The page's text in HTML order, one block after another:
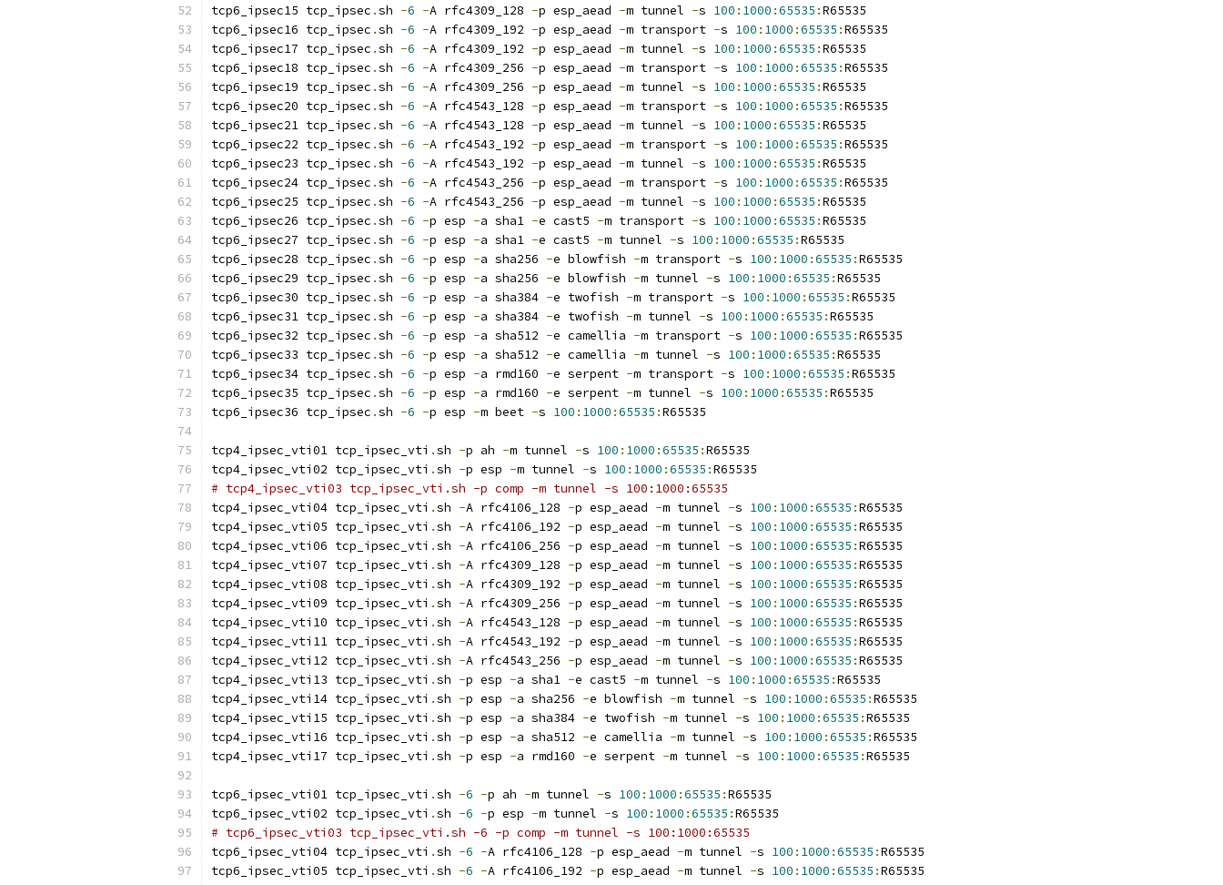
tcp6_ipsec15 tcp_ipsec .sh -6 -A rfc4309_128 -p esp_aead -m tunnel -s 100 : 1000 :65535 :R65535
tcp6_ipsec16 tcp_ipsec .sh -6 -A rfc4309_192 -p esp_aead -m transport -s 100 : 1000 :65535 :R65535
tcp6_ipsec17 tcp_ipsec .sh -6 -A rfc4309_192 -p esp_aead -m tunnel -s 100 : 1000 :65535 :R65535
tcp6_ipsec18 tcp_ipsec .sh -6 -A rfc4309_256 -p esp_aead -m transport -s 100 : 1000 :65535 :R65535
tcp6_ipsec19 tcp_ipsec .sh -6 -A rfc4309_256 -p esp_aead -m tunnel -s 100 : 1000 :65535 :R65535
tcp6_ipsec20 tcp_ipsec .sh -6 -A rfc4543_128 -p esp_aead -m transport -s 100 : 1000 :65535 :R65535
tcp6_ipsec21 tcp_ipsec .sh -6 -A rfc4543_128 -p esp_aead -m tunnel -s 100 : 1000 :65535 :R65535
tcp6_ipsec22 tcp_ipsec .sh -6 -A rfc4543_192 -p esp_aead -m transport -s 100 : 1000 :65535 :R65535
tcp6_ipsec23 tcp_ipsec .sh -6 -A rfc4543_192 -p esp_aead -m tunnel -s 100 : 1000 :65535 :R65535
tcp6_ipsec24 tcp_ipsec .sh -6 -A rfc4543_256 -p esp_aead -m transport -s 100 : 1000 :65535 :R65535
tcp6_ipsec25 tcp_ipsec .sh -6 -A rfc4543_256 -p esp_aead -m tunnel -s 100 : 1000 :65535 :R65535
tcp6_ipsec26 tcp_ipsec .sh -6 -p esp -a sha1 -e cast5 -m transport -s 100 : 1000 :65535 :R65535
tcp6_ipsec27 tcp_ipsec .sh -6 -p esp -a sha1 -e cast5 -m tunnel -s 100 : 1000 :65535 :R65535
tcp6_ipsec28 tcp_ipsec .sh -6 -p esp -a sha256 -e blowfish -m transport -s 100 : 1000 :65535 :R65535
tcp6_ipsec29 tcp_ipsec .sh -6 -p esp -a sha256 -e blowfish -m tunnel -s 100 : 1000 :65535 :R65535
tcp6_ipsec30 tcp_ipsec .sh -6 -p esp -a sha384 -e twofish -m transport -s 100 : 1000 :65535 :R65535
tcp6_ipsec31 tcp_ipsec .sh -6 -p esp -a sha384 -e twofish -m tunnel -s 100 : 1000 :65535 :R65535
tcp6_ipsec32 tcp_ipsec .sh -6 -p esp -a sha512 -e camellia -m transport -s 100 : 1000 :65535 :R65535
tcp6_ipsec33 tcp_ipsec .sh -6 -p esp -a sha512 -e camellia -m tunnel -s 100 : 1000 :65535 :R65535
tcp6_ipsec34 tcp_ipsec .sh -6 -p esp -a rmd160 -e serpent -m transport -s 100 : 1000 :65535 :R65535
tcp6_ipsec35 tcp_ipsec .sh -6 -p esp -a rmd160 -e serpent -m tunnel -s 100 : 1000 :65535 :R65535
tcp6_ipsec36 tcp_ipsec .sh -6 -p esp -m beet -s 100 : 1000 :65535 :R65535
tcp4_ipsec_vti01 tcp_ipsec_vti .sh -p ah -m tunnel -s 100 : 1000 :65535 :R65535
tcp4_ipsec_vti02 tcp_ipsec_vti .sh -p esp -m tunnel -s 100 : 1000 :65535 :R65535
# tcp4_ipsec_vti03 tcp_ipsec_vti.sh -p comp -m tunnel -s 100:1000:65535
tcp4_ipsec_vti04 tcp_ipsec_vti .sh -A rfc4106_128 -p esp_aead -m tunnel -s 100 : 1000 :65535 :R65535
tcp4_ipsec_vti05 tcp_ipsec_vti .sh -A rfc4106_192 -p esp_aead -m tunnel -s 100 : 1000 :65535 :R65535
tcp4_ipsec_vti06 tcp_ipsec_vti .sh -A rfc4106_256 -p esp_aead -m tunnel -s 100 : 1000 :65535 :R65535
tcp4_ipsec_vti07 tcp_ipsec_vti .sh -A rfc4309_128 -p esp_aead -m tunnel -s 100 : 1000 :65535 :R65535
tcp4_ipsec_vti08 tcp_ipsec_vti .sh -A rfc4309_192 -p esp_aead -m tunnel -s 100 : 1000 :65535 :R65535
tcp4_ipsec_vti09 tcp_ipsec_vti .sh -A rfc4309_256 -p esp_aead -m tunnel -s 100 : 1000 :65535 :R65535
tcp4_ipsec_vti10 tcp_ipsec_vti .sh -A rfc4543_128 -p esp_aead -m tunnel -s 100 : 1000 :65535 :R65535
tcp4_ipsec_vti11 tcp_ipsec_vti .sh -A rfc4543_192 -p esp_aead -m tunnel -s 100 : 1000 :65535 :R65535
tcp4_ipsec_vti12 tcp_ipsec_vti .sh -A rfc4543_256 -p esp_aead -m tunnel -s 100 : 1000 :65535 :R65535
tcp4_ipsec_vti13 tcp_ipsec_vti .sh -p esp -a sha1 -e cast5 -m tunnel -s 100 : 1000 :65535 :R65535
tcp4_ipsec_vti14 tcp_ipsec_vti .sh -p esp -a sha256 -e blowfish -m tunnel -s 100 : 1000 :65535 :R65535
tcp4_ipsec_vti15 tcp_ipsec_vti .sh -p esp -a sha384 -e twofish -m tunnel -s 100 : 1000 :65535 :R65535
tcp4_ipsec_vti16 tcp_ipsec_vti .sh -p esp -a sha512 -e camellia -m tunnel -s 100 : 1000 :65535 :R65535
tcp4_ipsec_vti17 tcp_ipsec_vti .sh -p esp -a rmd160 -e serpent -m tunnel -s 100 : 1000 :65535 :R65535
tcp6_ipsec_vti01 tcp_ipsec_vti .sh -6 -p ah -m tunnel -s 100 : 1000 :65535 :R65535
tcp6_ipsec_vti02 tcp_ipsec_vti .sh -6 -p esp -m tunnel -s 100 : 1000 :65535 :R65535
# tcp6_ipsec_vti03 tcp_ipsec_vti.sh -6 -p comp -m tunnel -s 100:1000:65535
tcp6_ipsec_vti04 tcp_ipsec_vti .sh -6 -A rfc4106_128 -p esp_aead -m tunnel -s 100 : 1000 :65535 :R65535
tcp6_ipsec_vti05 tcp_ipsec_vti .sh -6 -A rfc4106_192 -p esp_aead -m tunnel -s 100 : 1000 :65535 :R65535